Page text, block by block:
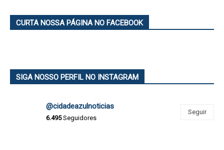
CURTA NOSSA PÁGINA NO FACEBOOK
SIGA NOSSO PERFIL NO INSTAGRAM
@cidadeazulnoticias
6.495Seguidores
Seguir